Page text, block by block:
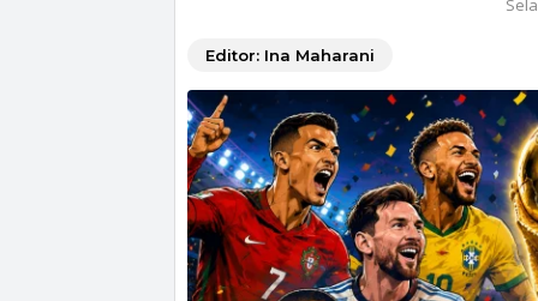
Editor: Ina Maharani